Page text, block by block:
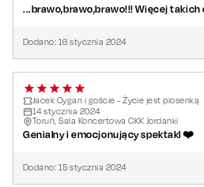
...brawo,brawo,brawo!!! Więcej
Dodano: 16 stycznia 2024
Jacek Cygan i goście - Życie jest piosenką
14stycznia 2024
Toruń, Sala Koncertowa CKK Jordanki
Genialny i emocjonujący spektakl ❤️
Dodano: 15 stycznia 2024